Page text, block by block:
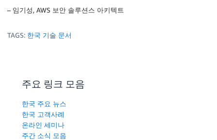
– 임기성, AWS 보안 솔루션스 아키텍트
TAGS: 한국 기술 문서
주요 링크 모음
한국 주요 뉴스
한국 고객사례
온라인 세미나
주간 소식 모음